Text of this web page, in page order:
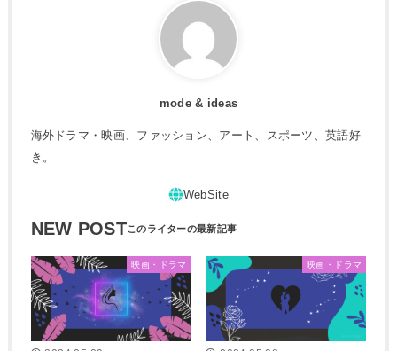
mode & ideas
海外ドラマ・映画、ファッション、アート、スポーツ、英語好
き。
NEW POST
映画・ドラマ 映画・ドラマ